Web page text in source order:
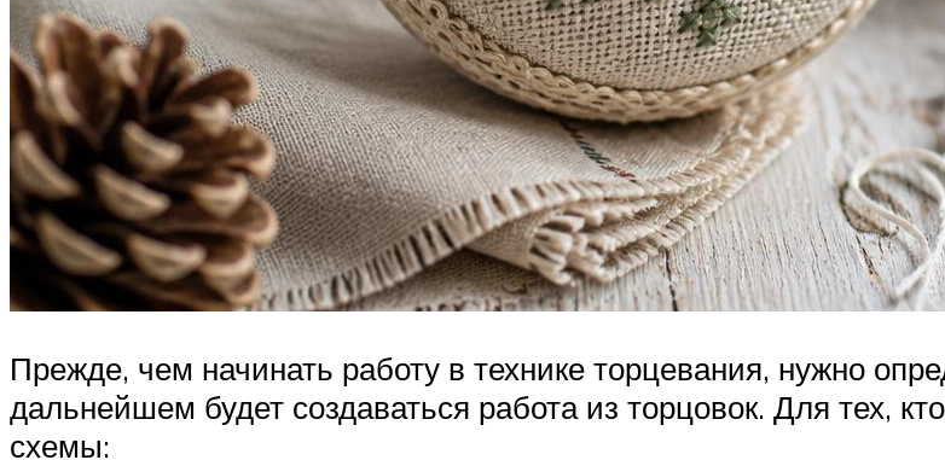
Прежде, чем начинать работу в технике торцевания, нужно
дальнейшем будет создаваться работа из торцовок. Для тех,
схемы: